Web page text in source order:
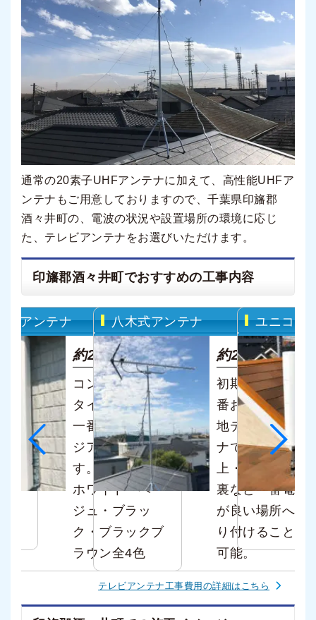
通常の20素子UHFアンテナに加えて、高性能UHFア
ンテナもご用意しておりますので、千葉県印旛郡
酒々井町の、電波の状況や設置場所の環境に応じ
た、テレビアンテナをお選びいただけます。
印旛郡酒々井町でおすすめの工事内容
ンアンテナ
約22,000円
コンパクトでス
タイリッシュ！
一番人気の地デ
ジアンテナで
す。カラーは、
ホワイト・ベー
ジュ・ブラッ
ク・ブラックブ
ラウン全4色
八木式アンテナ
約22,000円
初期導入費が一
番お手頃価格の
地デジ用アンテ
ナです。屋根
上・壁面・屋根
裏など一番電波
が良い場所へ取
り付けることが
可能。
ユニコー
テレビアンテナ工事費用の詳細はこちら